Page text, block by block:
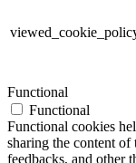
Functional
Functional
Functional cookies
sharing the content
feedbacks, and other